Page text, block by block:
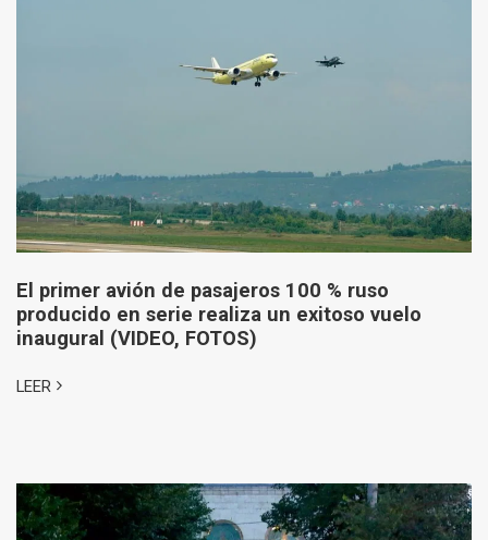
El primer avión de pasajeros 100 % ruso
producido en serie realiza un exitoso vuelo
inaugural (VIDEO, FOTOS)
LEER